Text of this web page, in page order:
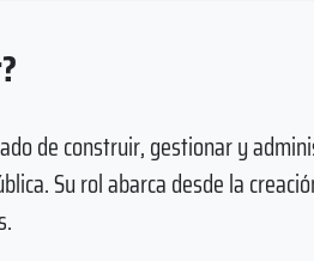
de construir, gestionar y
Su rol abarca desde la